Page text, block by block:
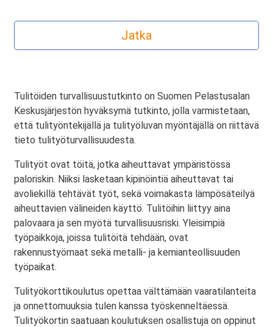
Tulitöiden turvallisuustutkinto on Suomen Pelastusalan
Keskusjärjestön hyväksymä tutkinto, jolla varmistetaan,
että tulityöntekijällä ja tulityöluvan myöntäjällä on riittävä
tieto tulityöturvallisuudesta.
Tulityöt ovat töitä, jotka aiheuttavat ympäristössä
paloriskin. Niiksi lasketaan kipinöintiä aiheuttavat tai
avoliekillä tehtävät työt, sekä voimakasta lämpösäteilyä
aiheuttavien välineiden käyttö. Tulitöihin liittyy aina
palovaara ja sen myötä turvallisuusriski. Yleisimpiä
työpaikkoja, joissa tulitöitä tehdään, ovat
rakennustyömaat sekä metalli- ja kemianteollisuuden
työpaikat.
Tulityökorttikoulutus opettaa välttämään vaaratilanteita
ja onnettomuuksia tulen kanssa työskenneltäessä.
Tulityökortin saatuaan koulutuksen osallistuja on oppinut